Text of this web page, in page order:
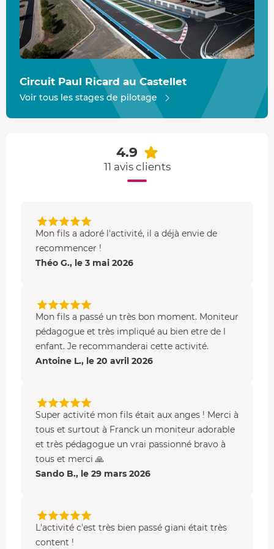
Circuit Paul Ricard au Castellet
Voir tous les stages de pilotage
4.9
11 avis clients
Mon fils a adoré l'activité, il a déjà envie de
recommencer !
Théo G., le 3 mai 2026
Mon fils a passé un très bon moment. Moniteur
pédagogue et très impliqué au bien etre de l
enfant. Je recommanderai cette activité.
Antoine L., le 20 avril 2026
Super activité mon fils était aux anges ! Merci à
tous et surtout à Franck un moniteur adorable
et très pédagogue un vrai passionné bravo à
tous et merci 🙏
Sando B., le 29 mars 2026
L'activité c'est très bien passé giani était très
content !